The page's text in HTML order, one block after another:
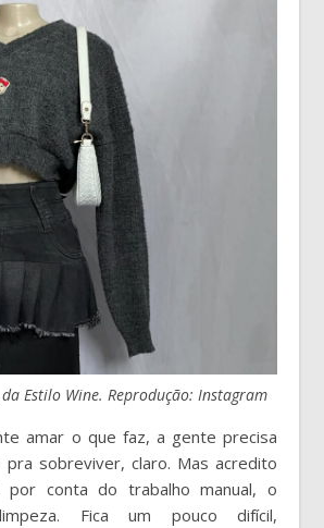
da Estilo Wine. Reprodução: Instagram
amar o que faz, a gente precisa
pra sobreviver, claro. Mas acredito
por conta do trabalho manual, o
Fica um pouco difícil,